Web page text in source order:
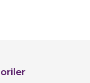
tek başına veya